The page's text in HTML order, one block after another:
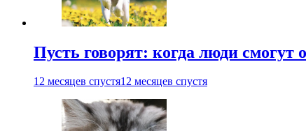
Пусть говорят: когда люди
12 месяцев спустя12 месяцев спустя